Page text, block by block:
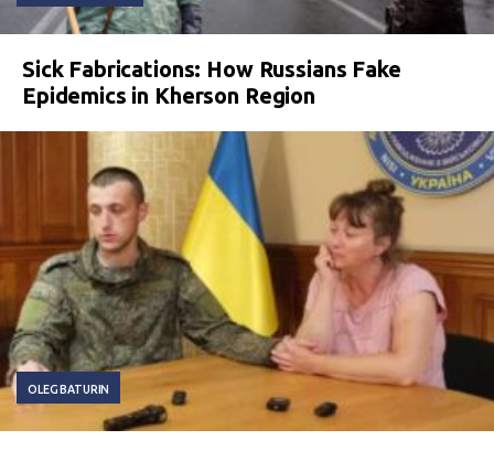
Sick Fabrications: How Russians Fake
Epidemics in Kherson Region
OLEG BATURIN